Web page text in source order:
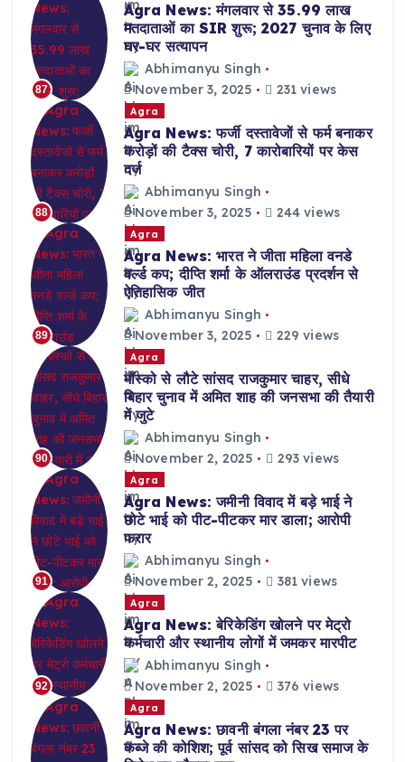
87
Agra News: मंगलवार से 35.99 लाख
मतदाताओं का SIR शुरू; 2027 चुनाव के लिए
घर-घर सत्यापन
Abhimanyu Singh
November 3, 2025
231 views
88
Agra
Agra News: फर्जी दस्तावेजों से फर्म बनाकर
करोड़ों की टैक्स चोरी, 7 कारोबारियों पर केस
दर्ज
Abhimanyu Singh
November 3, 2025
244 views
89
Agra
Agra News: भारत ने जीता महिला वनडे
वर्ल्ड कप; दीप्ति शर्मा के ऑलराउंड प्रदर्शन से
ऐतिहासिक जीत
Abhimanyu Singh
November 3, 2025
229 views
90
Agra
मॉस्को से लौटे सांसद राजकुमार चाहर, सीधे
बिहार चुनाव में अमित शाह की जनसभा की तैयारी
में जुटे
Abhimanyu Singh
November 2, 2025
293 views
91
Agra
Agra News: जमीनी विवाद में बड़े भाई ने
छोटे भाई को पीट-पीटकर मार डाला; आरोपी
फरार
Abhimanyu Singh
November 2, 2025
381 views
92
Agra
Agra News: बेरिकेडिंग खोलने पर मेट्रो
कर्मचारी और स्थानीय लोगों में जमकर मारपीट
Abhimanyu Singh
November 2, 2025
376 views
Agra
Agra News: छावनी बंगला नंबर 23 पर
कब्जे की कोशिश; पूर्व सांसद को सिख समाज के